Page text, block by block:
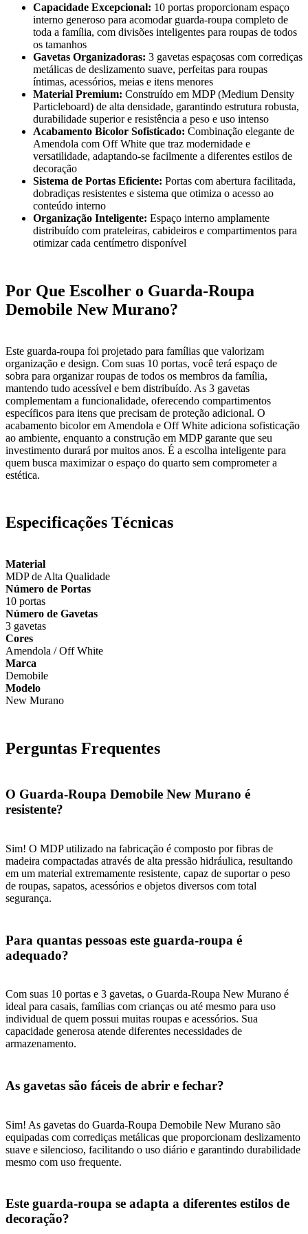
Capacidade Excepcional: 10 portas proporcionam espaço
interno generoso para acomodar guarda-roupa completo de
toda a família, com divisões inteligentes para roupas de todos
os tamanhos
Gavetas Organizadoras: 3 gavetas espaçosas com corrediças
metálicas de deslizamento suave, perfeitas para roupas
íntimas, acessórios, meias e itens menores
Material Premium: Construído em MDP (Medium Density
Particleboard) de alta densidade, garantindo estrutura robusta,
durabilidade superior e resistência a peso e uso intenso
Acabamento Bicolor Sofisticado: Combinação elegante de
Amendola com Off White que traz modernidade e
versatilidade, adaptando-se facilmente a diferentes estilos de
decoração
Sistema de Portas Eficiente: Portas com abertura facilitada,
dobradiças resistentes e sistema que otimiza o acesso ao
conteúdo interno
Organização Inteligente: Espaço interno amplamente
distribuído com prateleiras, cabideiros e compartimentos para
otimizar cada centímetro disponível
Por Que Escolher o Guarda-Roupa
Demobile New Murano?
Este guarda-roupa foi projetado para famílias que valorizam
organização e design. Com suas 10 portas, você terá espaço de
sobra para organizar roupas de todos os membros da família,
mantendo tudo acessível e bem distribuído. As 3 gavetas
complementam a funcionalidade, oferecendo compartimentos
específicos para itens que precisam de proteção adicional. O
acabamento bicolor em Amendola e Off White adiciona sofisticação
ao ambiente, enquanto a construção em MDP garante que seu
investimento durará por muitos anos. É a escolha inteligente para
quem busca maximizar o espaço do quarto sem comprometer a
estética.
Especificações Técnicas
Material
MDP de Alta Qualidade
Número de Portas
10 portas
Número de Gavetas
3 gavetas
Cores
Amendola / Off White
Marca
Demobile
Modelo
New Murano
Perguntas Frequentes
O Guarda-Roupa Demobile New Murano é
resistente?
Sim! O MDP utilizado na fabricação é composto por fibras de
madeira compactadas através de alta pressão hidráulica, resultando
em um material extremamente resistente, capaz de suportar o peso
de roupas, sapatos, acessórios e objetos diversos com total
segurança.
Para quantas pessoas este guarda-roupa é
adequado?
Com suas 10 portas e 3 gavetas, o Guarda-Roupa New Murano é
ideal para casais, famílias com crianças ou até mesmo para uso
individual de quem possui muitas roupas e acessórios. Sua
capacidade generosa atende diferentes necessidades de
armazenamento.
As gavetas são fáceis de abrir e fechar?
Sim! As gavetas do Guarda-Roupa Demobile New Murano são
equipadas com corrediças metálicas que proporcionam deslizamento
suave e silencioso, facilitando o uso diário e garantindo durabilidade
mesmo com uso frequente.
Este guarda-roupa se adapta a diferentes estilos de
decoração?